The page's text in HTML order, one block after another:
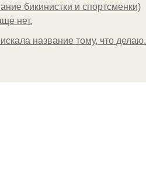
бикинистки и спортсменки)
нет.
название тому, что делаю.